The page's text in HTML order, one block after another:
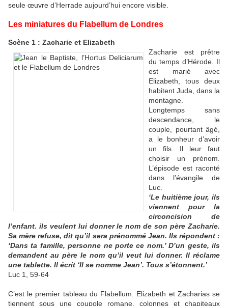
seule œuvre d’Herrade aujourd’hui encore visible.
Les miniatures du Flabellum de Londres
Scène 1 : Zacharie et Elizabeth
Zacharie est prêtre
du temps d’Hérode. Il
est marié avec
Elizabeth, tous deux
habitent Juda, dans la
montagne.
Longtemps sans
descendance, le
couple, pourtant âgé,
a le bonheur d’avoir
un fils. Il leur faut
choisir un prénom.
L’épisode est raconté
dans l’évangile de
Luc.
‘Le huitième jour, ils
viennent pour la
circoncision de
l’enfant. ils veulent lui donner le nom de son père Zacharie.
Sa mère refuse, dit qu’il sera prénommé Jean. Ils répondent :
‘Dans ta famille, personne ne porte ce nom.’ D’un geste, ils
demandent au père le nom qu’il veut lui donner. Il réclame
une tablette. Il écrit ‘Il se nomme Jean’. Tous s’étonnent.’
Luc 1, 59-64
C’est le premier tableau du Flabellum. Elizabeth et Zacharias se
tiennent sous une coupole romane, colonnes et chapiteaux